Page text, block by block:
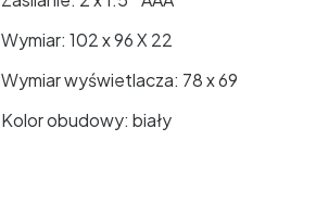
Wymiar: 102 x 96 X 22
Wymiar wyświetlacza: 78 x 69
Kolor obudowy: biały